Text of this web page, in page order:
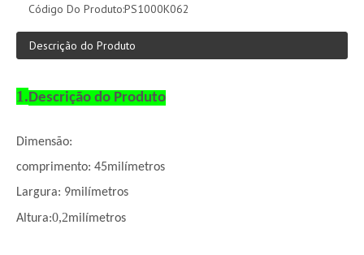
Código Do Produto:PS1000K062
Descrição do Produto
1. Descrição do Produto
Dimensão:
comprimento: 45milímetros
Largura: 9milímetros
Altura:0,2milímetros